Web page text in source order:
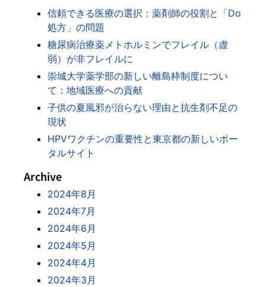
信頼できる医療の選択：薬剤師の役割と「Do
処方」の問題
糖尿病治療薬メトホルミンでフレイル（虚
弱）が非フレイルに
崇城大学薬学部の新しい離島枠制度につい
て：地域医療への貢献
子供の夏風邪が治らない理由と抗生剤不足の
現状
HPVワクチンの重要性と東京都の新しいポー
タルサイト
Archive
2024年8月
2024年7月
2024年6月
2024年5月
2024年4月
2024年3月